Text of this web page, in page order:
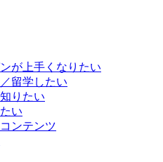
が上手くなりたい
留学したい
りたい
い
ンテンツ